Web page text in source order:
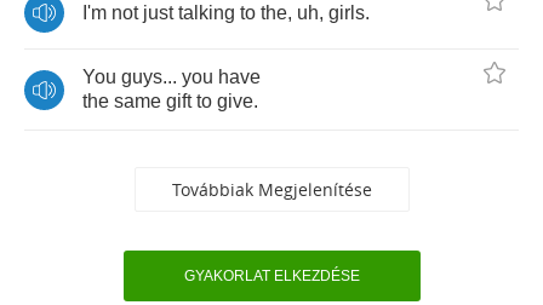
I'm not just talking to the, uh, girls.
You guys... you have
the same gift to give.
Továbbiak Megjelenítése
GYAKORLAT ELKEZDÉSE